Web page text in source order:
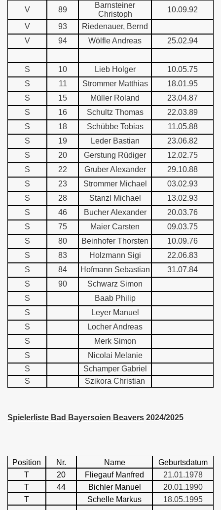
V 89
Barnsteiner
Christoph
10.09.92
V
93
Riedenauer, Bernd
V
94 Wölfle Andreas 25.02.94
S 10 Lieb Holger
10.05.75
S
11 Strommer Matthias
18.01.95
S
15 Müller Roland
23.04.87
S
16 Schultz Thomas
22.03.89
S
18 Schübbe Tobias
11.05.88
S
19 Leder Bastian
23.06.82
S
20 Gerstung Rüdiger
12.02.75
S
22 Gruber Alexander
29.10.88
S
23 Strommer Michael
03.02.93
S
28 Stanzl Michael
13.02.93
S
46 Bucher Alexander
20.03.76
S
75 Maier Carsten
09.03.75
S
80 Beinhofer Thorsten
10.09.76
S
83 Holzmann Sigi
22.06.83
S
84 Hofmann Sebastian
31.07.84
S
90
Schwarz Simon
S
Baab Philip
S
Leyer Manuel
S
Locher Andreas
S
Merk Simon
S
Nicolai Melanie
S
Schamper Gabriel
S
Szikora Christian
Spielerliste Bad Bayersoien Beavers 2024/2025
Position Nr. Name
Geburtsdatum
T
20 Fliegauf Manfred
21.01.1978
T
44 Bichler Manuel
20.01.1990
T
Schelle Markus 18.05.1995